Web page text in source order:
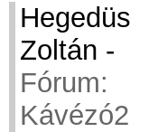
Hegedüs
Zoltán -
Fórum:
Kávézó2